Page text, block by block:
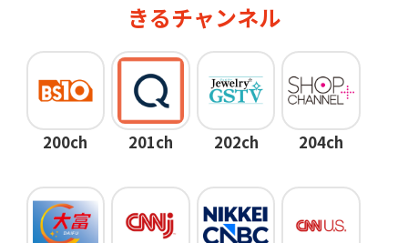
きるチャンネル
200ch 201ch 202ch 204ch